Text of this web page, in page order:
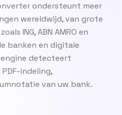
ondersteunt meer
wereldwijd, van grote
ING, ABN AMRO en
banken en digitale
engine detecteert
indeling,
van uw bank.